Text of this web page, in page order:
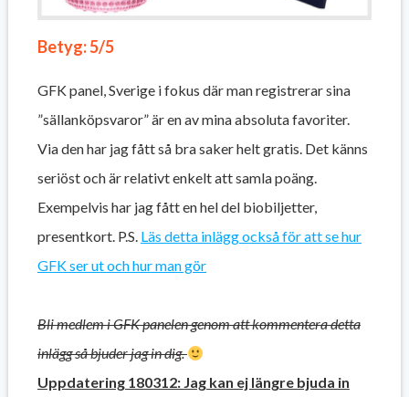
Betyg: 5/5
GFK panel, Sverige i fokus där man registrerar sina
”sällanköpsvaror” är en av mina absoluta favoriter.
Via den har jag fått så bra saker helt gratis. Det känns
seriöst och är relativt enkelt att samla poäng.
Exempelvis har jag fått en hel del biobiljetter,
presentkort. P.S. Läs detta inlägg också för att se hur
GFK ser ut och hur man gör
Bli medlem i GFK panelen genom att kommentera detta
inlägg så bjuder jag in dig.
Uppdatering 180312: Jag kan ej längre bjuda in